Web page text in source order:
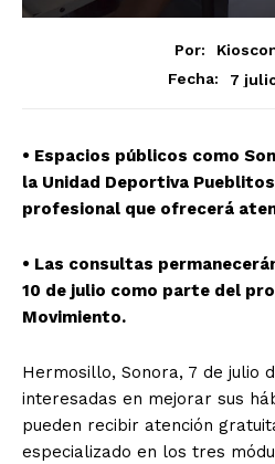
Por:
Fecha:
7
• Espacios públicos como
la Unidad Deportiva
profesional que ofrecerá
• Las consultas
10 de julio como parte del
Movimiento.
Hermosillo, Sonora, 7 de julio
interesadas en mejorar sus
pueden recibir atención
especializado en los tres